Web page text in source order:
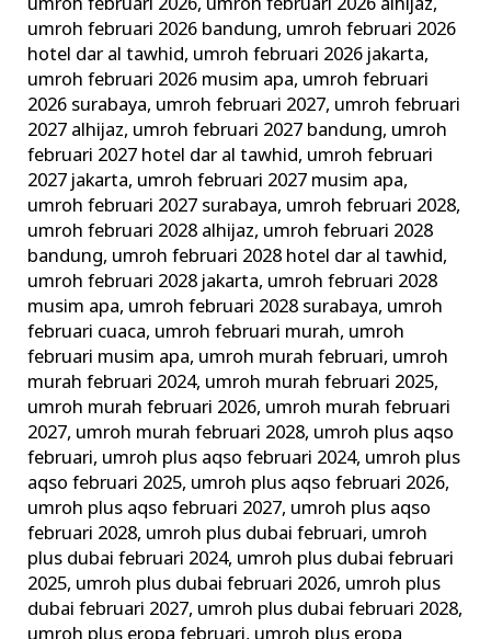
umroh februari 2026, umroh februari 2026 alhijaz,
umroh februari 2026 bandung, umroh februari 2026
hotel dar al tawhid, umroh februari 2026 jakarta,
umroh februari 2026 musim apa, umroh februari
2026 surabaya, umroh februari 2027, umroh februari
2027 alhijaz, umroh februari 2027 bandung, umroh
februari 2027 hotel dar al tawhid, umroh februari
2027 jakarta, umroh februari 2027 musim apa,
umroh februari 2027 surabaya, umroh februari 2028,
umroh februari 2028 alhijaz, umroh februari 2028
bandung, umroh februari 2028 hotel dar al tawhid,
umroh februari 2028 jakarta, umroh februari 2028
musim apa, umroh februari 2028 surabaya, umroh
februari cuaca, umroh februari murah, umroh
februari musim apa, umroh murah februari, umroh
murah februari 2024, umroh murah februari 2025,
umroh murah februari 2026, umroh murah februari
2027, umroh murah februari 2028, umroh plus aqso
februari, umroh plus aqso februari 2024, umroh plus
aqso februari 2025, umroh plus aqso februari 2026,
umroh plus aqso februari 2027, umroh plus aqso
februari 2028, umroh plus dubai februari, umroh
plus dubai februari 2024, umroh plus dubai februari
2025, umroh plus dubai februari 2026, umroh plus
dubai februari 2027, umroh plus dubai februari 2028,